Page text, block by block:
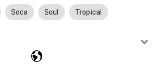
Soca Soul Tropical